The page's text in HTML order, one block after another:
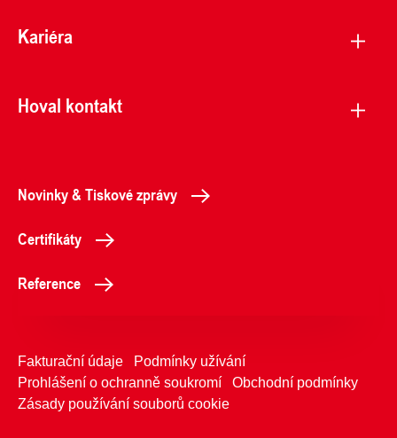
Kariéra
Hoval kontakt
Novinky & Tiskové zprávy
Certifikáty
Reference
Fakturační údaje
Podmínky užívání
Prohlášení o ochranně soukromí
Obchodní podmínky
Zásady používání souborů cookie